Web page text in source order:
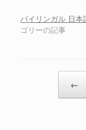
ヤ
ー
バイリンガル 日本
ゴリーの記事
←